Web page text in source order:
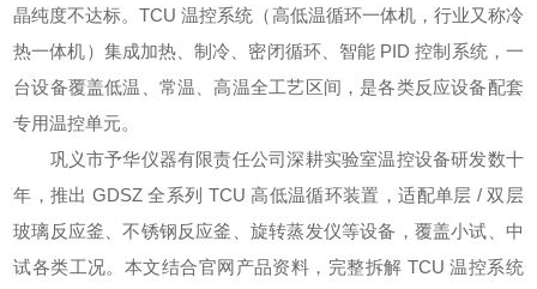
晶纯度不达标。TCU 温控系统（高低温循环一体机，行业又称冷
热一体机）集成加热、制冷、密闭循环、智能 PID 控制系统，一
台设备覆盖低温、常温、高温全工艺区间，是各类反应设备配套
专用温控单元。
巩义市予华仪器有限责任公司深耕实验室温控设备研发数十
年，推出 GDSZ 全系列 TCU 高低温循环装置，适配单层 / 双层
玻璃反应釜、不锈钢反应釜、旋转蒸发仪等设备，覆盖小试、中
试各类工况。本文结合官网产品资料，完整拆解 TCU 温控系统